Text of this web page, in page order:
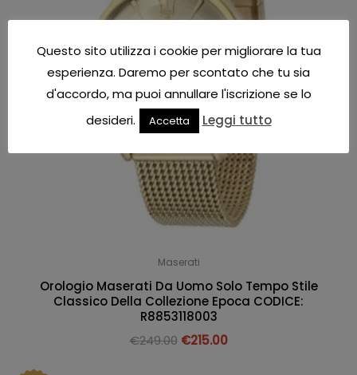
Maserati
Orologio Maserati Da Uomo Solo Tempo Stile
Classico Della Collezione Epoca CODICE:
R8853118003
€249.00 €215.00
Questo sito utilizza i cookie per migliorare la tua
esperienza. Daremo per scontato che tu sia
d'accordo, ma puoi annullare l'iscrizione se lo
desideri.
Accetta Leggi tutto